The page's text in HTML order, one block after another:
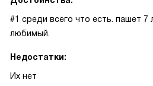
#1 среди всего что есть. пашет 7
любимый.
Недостатки:
Их нет